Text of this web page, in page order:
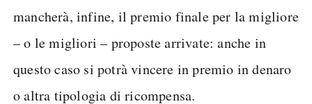
mancherà, infine, il premio finale per la migliore
– o le migliori – proposte arrivate: anche in
questo caso si potrà vincere in premio in denaro
o altra tipologia di ricompensa.